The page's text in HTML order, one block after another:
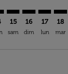
15
sam
16
dim
17
lun
18
mar